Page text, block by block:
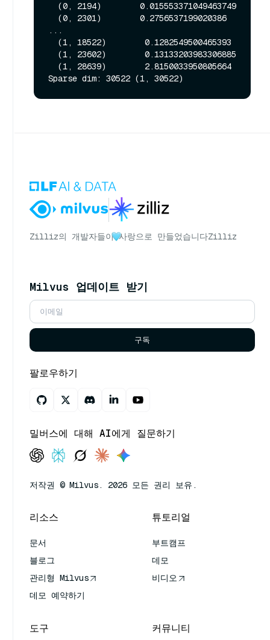
...
Zilliz의 개발자들이 사랑으로 만들었습니다Zilliz
Milvus 업데이트 받기
구독
팔로우하기
밀버스에 대해 AI에게 질문하기
저작권 © Milvus. 2026 모든 권리 보유.
리소스
문서
블로그
관리형 Milvus
데모 예약하기
튜토리얼
부트캠프
데모
비디오
도구 커뮤니티